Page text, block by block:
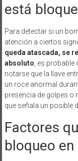
está
Para detectar si un
atención a ciertos
queda atascada, se
absoluto , es
notarse que la llave
un roce anormal
presencia de golpes o
que señala un posible
Factores
bloqueo